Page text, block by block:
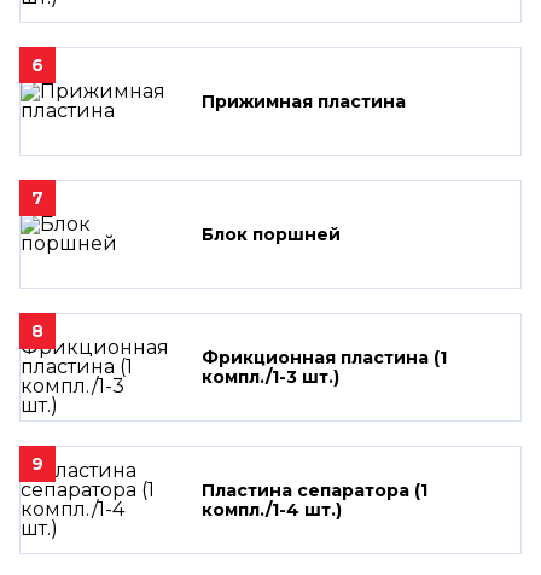
6
Прижимная пластина
7
Блок поршней
8
Фрикционная пластина (1
компл./1-3 шт.)
9
Пластина сепаратора (1
компл./1-4 шт.)